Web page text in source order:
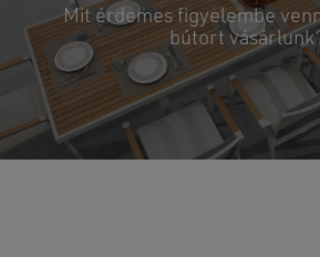
Mit érdemes figyelembe
bútort